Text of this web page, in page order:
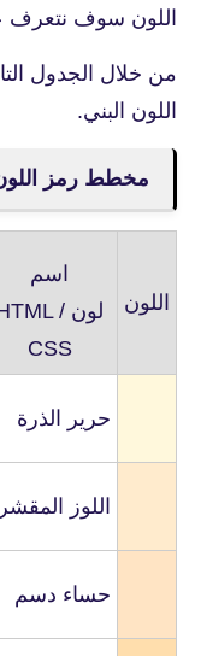
اللون سوف نتعرف
من خلال الجدول
اللون البني.
مخطط رمز
اللون
اسم
لون /
CSS
حرير الذرة
اللوز المقشر
حساء دسم